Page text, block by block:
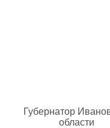
Губернатор
области